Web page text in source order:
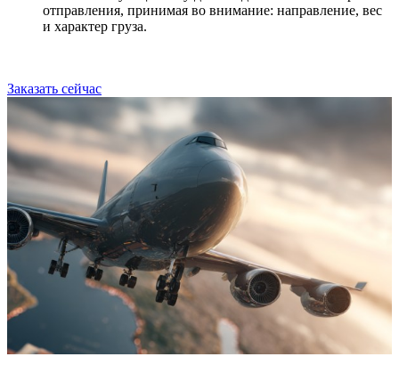
отправления, принимая во внимание: направление, вес
и характер груза.
Заказать сейчас